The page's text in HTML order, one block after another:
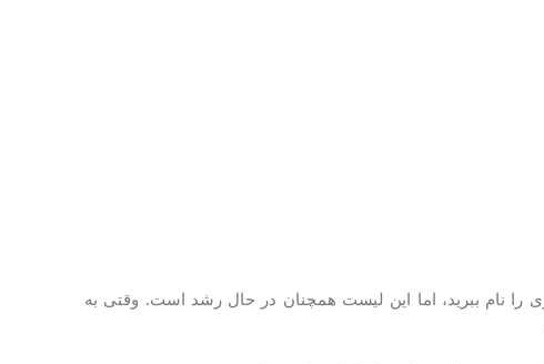
را نام ببرید، اما این لیست همچنان در حال رشد است. وقتی به